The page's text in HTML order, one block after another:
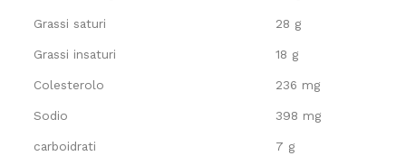
Grassi saturi 28 g
Grassi insaturi 18 g
Colesterolo 236 mg
Sodio 398 mg
carboidrati 7 g